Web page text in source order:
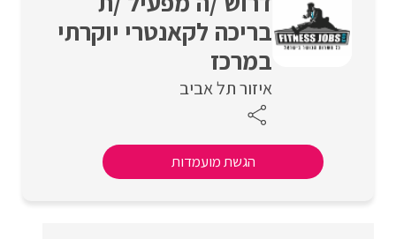
בריכה לקאנטרי יוקרתי
במרכז
איזור תל אביב
הגשת מועמדות